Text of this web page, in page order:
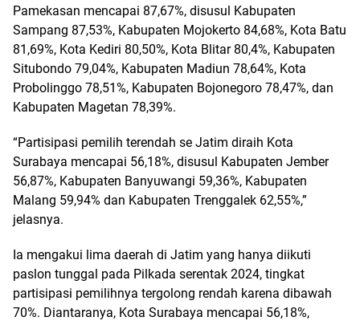
Pamekasan mencapai 87,67%, disusul Kabupaten
Sampang 87,53%, Kabupaten Mojokerto 84,68%, Kota Batu
81,69%, Kota Kediri 80,50%, Kota Blitar 80,4%, Kabupaten
Situbondo 79,04%, Kabupaten Madiun 78,64%, Kota
Probolinggo 78,51%, Kabupaten Bojonegoro 78,47%, dan
Kabupaten Magetan 78,39%.
“Partisipasi pemilih terendah se Jatim diraih Kota
Surabaya mencapai 56,18%, disusul Kabupaten Jember
56,87%, Kabupaten Banyuwangi 59,36%, Kabupaten
Malang 59,94% dan Kabupaten Trenggalek 62,55%,”
jelasnya.
Ia mengakui lima daerah di Jatim yang hanya diikuti
paslon tunggal pada Pilkada serentak 2024, tingkat
partisipasi pemilihnya tergolong rendah karena dibawah
70%. Diantaranya, Kota Surabaya mencapai 56,18%,